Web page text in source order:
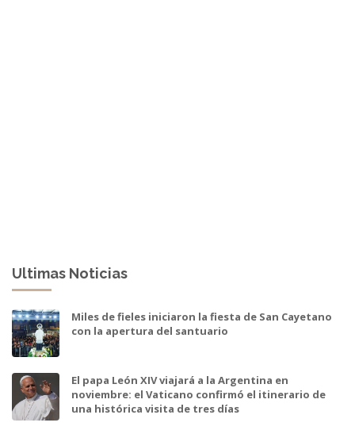
Ultimas Noticias
Miles de fieles iniciaron la fiesta de San Cayetano
con la apertura del santuario
El papa León XIV viajará a la Argentina en
noviembre: el Vaticano confirmó el itinerario de
una histórica visita de tres días